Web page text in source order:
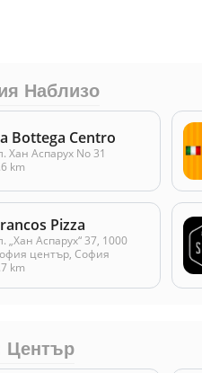
Наблизо
Bottega Centro
Хан Аспарух No 31
km
Pizza
„Хан Аспарух“ 37, 1000
център, София
km
Център